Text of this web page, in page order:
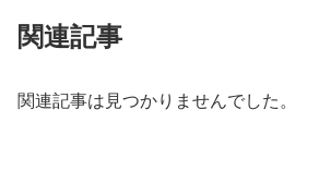
関連記事
関連記事は見つかりませんでした。